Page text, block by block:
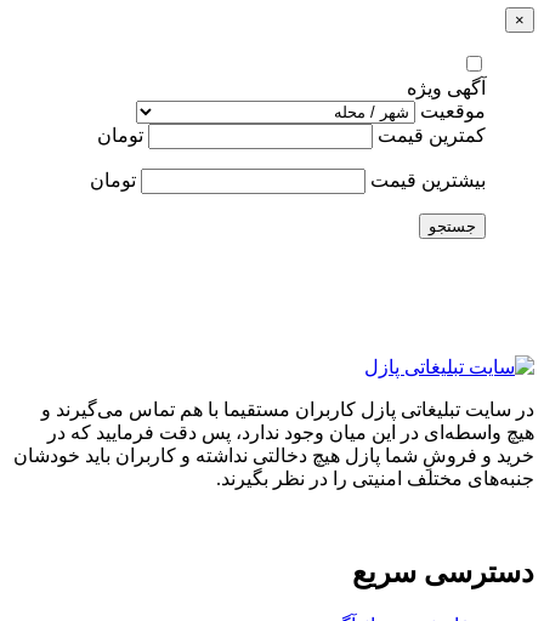
×
آگهی ویژه
موقعیت
کمترین قیمت
تومان
بیشترین قیمت تومان
جستجو
در سایت تبلیغاتی پازل کاربران مستقیما با هم تماس می‌گیرند و
هیچ واسطه‌ای در این میان وجود ندارد، پس دقت فرمایید که در
خرید و فروشِ شما پازل هیچ دخالتی نداشته و کاربران باید خودشان
جنبه‌های مختلف امنیتی را در نظر بگیرند.
دسترسی سریع